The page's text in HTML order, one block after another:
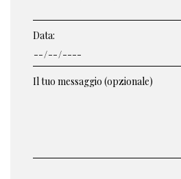
Data:
Il tuo messaggio (opzionale)